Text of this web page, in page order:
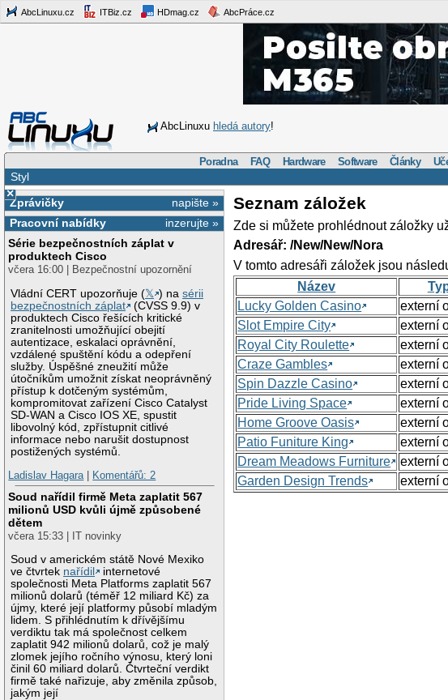
AbcLinuxu.cz ITBiz.cz HDmag.cz AbcPráce.cz
AbcLinuxu hledá autory!
Poradna FAQ Hardware Software Články
Styl
×
napište »
Zprávičky
inzerujte »
Pracovní nabídky
Série bezpečnostních záplat v
produktech Cisco
včera 16:00 | Bezpečnostní upozornění
Vládní CERT upozorňuje (𝕏 ) nasérii
bezpečnostních záplat
(CVSS 9.9) v
produktech Cisco řešících kritické
zranitelnosti umožňující obejití
autentizace, eskalaci oprávnění,
vzdálené spuštění kódu a odepření
služby. Úspěšné zneužití může
útočníkům umožnit získat neoprávněný
přístup k dotčeným systémům,
kompromitovat zařízení Cisco Catalyst
SD-WAN a Cisco IOS XE, spustit
libovolný kód, zpřístupnit citlivé
informace nebo narušit dostupnost
postižených systémů.
Ladislav Hagara| Komentářů: 2
Soud nařídil firmě Meta zaplatit 567
milionů USD kvůli újmě způsobené
dětem
včera 15:33 | IT novinky
Soud v americkém státě Nové Mexiko
ve čtvrtek nařídil
internetové
společnosti Meta Platforms zaplatit 567
milionů dolarů (téměř 12 miliard Kč) za
újmy, které její platformy působí mladým
lidem. S přihlédnutím k dřívějšímu
verdiktu tak má společnost celkem
zaplatit 942 milionů dolarů, což je malý
zlomek jejího ročního výnosu, který loni
činil 60 miliard dolarů. Čtvrteční verdikt
firmě také nařizuje, aby změnila způsob,
jakým její
Seznam záložek
Zde si můžete prohlédnout záložky
Adresář: /New/New/Nora
V tomto adresáři záložek jsou
Název
Lucky Golden Casino
externí
Slot Empire City
externí
Royal City Roulette
externí
Craze Gambles
externí
Spin Dazzle Casino
externí
Pride Living Space
externí
Home Groove Oasis
externí
Patio Funiture King
externí
Dream Meadows Furniture
externí
Garden Design Trends
externí